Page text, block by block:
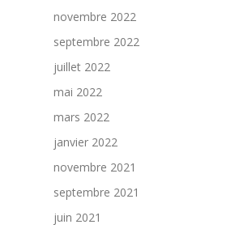
novembre 2022
septembre 2022
juillet 2022
mai 2022
mars 2022
janvier 2022
novembre 2021
septembre 2021
juin 2021